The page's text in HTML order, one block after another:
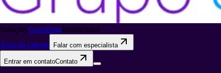
SoluçõesCasesBlogInstitucional
Área do Cliente
Falar com especialista
Entrar em contatoContato